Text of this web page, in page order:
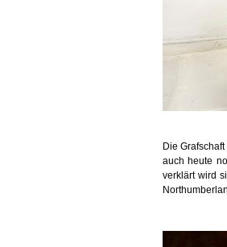
Die
auch heute
verklärt wird